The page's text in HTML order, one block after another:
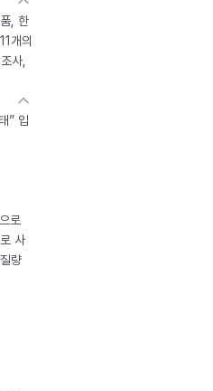
, 한
개의
사,
” 입
로
사
량